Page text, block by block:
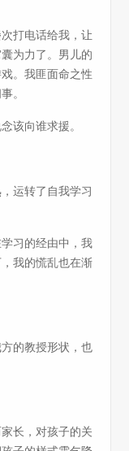
打电话给我，让
为力了。男儿的
。我匪面命之性
。
该向谁求援。
运转了自我学习
习的经由中，我
我的慌乱也在渐
的教授形状，也
长，对孩子的关